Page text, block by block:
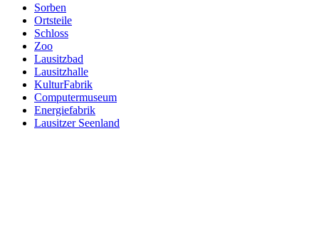
Sorben
Ortsteile
Schloss
Zoo
Lausitzbad
Lausitzhalle
KulturFabrik
Computermuseum
Energiefabrik
Lausitzer Seenland